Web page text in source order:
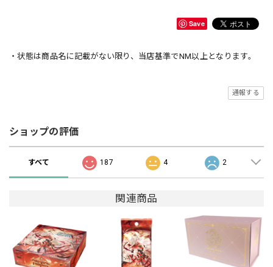
Save
・状態は商品名に記載がない限り、当店基準でNM以上となります。
通報する
ショップの評価
すべて 187 4 2
関連商品